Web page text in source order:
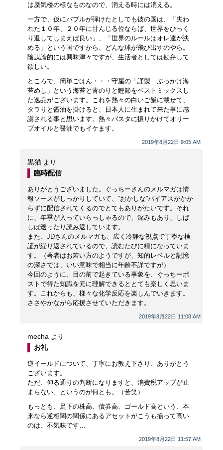
2019年8月22日 9:05 AM
は蜃気楼の様なものなので、消える時には消える。
一方で、仮にバブルが弾けたとしても彼の国は、「失わ
れた１０年、２０年に甘んじる位ならば、世界をひっく
り返してしまえば良い」、「世界のルールはオレ達が決
める」という国ですから、どんな球が飛び出すのやら。
陰謀論的には興味津々ですが、生活者としては勘弁して
欲しい。
ところで、簡単ごはん・・・守屋の「謹製 ぶっかけ海
苔めし」という海苔と青のりと鰹節をベストミックスし
た逸品がございます。これを熱々の白いご飯に載せて、
タラりと醤油を掛けると、日本人に生まれて来た事に感
謝される事と思います。熱々パスタに振りかけてオリー
ブオイルと醤油でもイケます。
黒猫 より
2019年8月22日 11:08 AM
臨時配信
ありがとうございました。ぐっちーさんのメルマガは情
報ソースがしっかりしていて、”おかしな”バイアスがかか
らずに配信されてくるのでとてもありがたいです。それ
に、年季が入っていらっしゃるので、深みもあり、しば
しば遡ったり読み返しています。
また、JDさんのメルマガも、広く冷静な視点で丁寧な検
証が繰り返されているので、読むたびに糧になっていま
す。（著者はお若い方のようですが、知的レベルと記憶
の深さでは、いい意味で相当に年齢不詳ですが）
今回のように、目の前で起きている事象を、ぐっちーポ
ストで得た知識を元に理解できるととても楽しく思いま
す。これからも、様々な化学反応を楽しんでいきます。
ささやかながら応援させていただきます。
mecha より
2019年8月22日 11:57 AM
お礼
逆イールドについて、丁寧にお教え下さり、ありがとう
ございます。
ただ、仰る通りの判断になりますと、消費税アップが止
まらない、というのが何とも。（苦笑）
もっとも、足下の株高、債券高、ゴールド高という、本
来なら逆相関の関係にあるアセットがこうも揃って高い
のは、不気味です…